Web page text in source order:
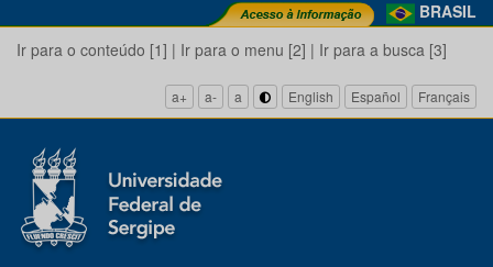
BRASIL
Ir para o conteúdo [1] | Ir para o menu [2] | Ir para a busca [3]
a+ a- a English Español Français